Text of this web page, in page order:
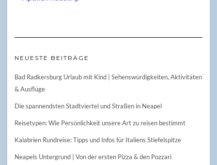
NEUESTE BEITRÄGE
Bad Radkersburg Urlaub mit Kind | Sehenswürdigkeiten, Aktivitäten
& Ausflüge
Die spannendsten Stadtviertel und Straßen in Neapel
Reisetypen: Wie Persönlichkeit unsere Art zu reisen bestimmt
Kalabrien Rundreise: Tipps und Infos für Italiens Stiefelspitze
Neapels Untergrund | Von der ersten Pizza & den Pozzari